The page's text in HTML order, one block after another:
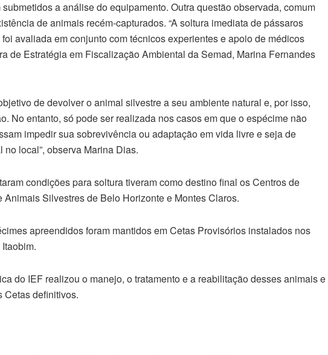
a análise do equipamento. Outra questão observada, comum
de animais recém-capturados. “A soltura imediata de pássaros
avaliada em conjunto com técnicos experientes e apoio de médicos
de Estratégia em Fiscalização Ambiental da Semad, Marina Fernandes
de devolver o animal silvestre a seu ambiente natural e, por isso,
No entanto, só pode ser realizada nos casos em que o espécime não
impedir sua sobrevivência ou adaptação em vida livre e seja de
local”, observa Marina Dias.
condições para soltura tiveram como destino final os Centros de
Silvestres de Belo Horizonte e Montes Claros.
apreendidos foram mantidos em Cetas Provisórios instalados nos
do IEF realizou o manejo, o tratamento e a reabilitação desses animais e
Cetas definitivos.